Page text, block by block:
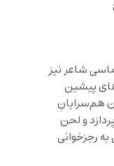
شاعر نیز
پیشین
هم‌سرایانِ
و لحن
رجزخوانی